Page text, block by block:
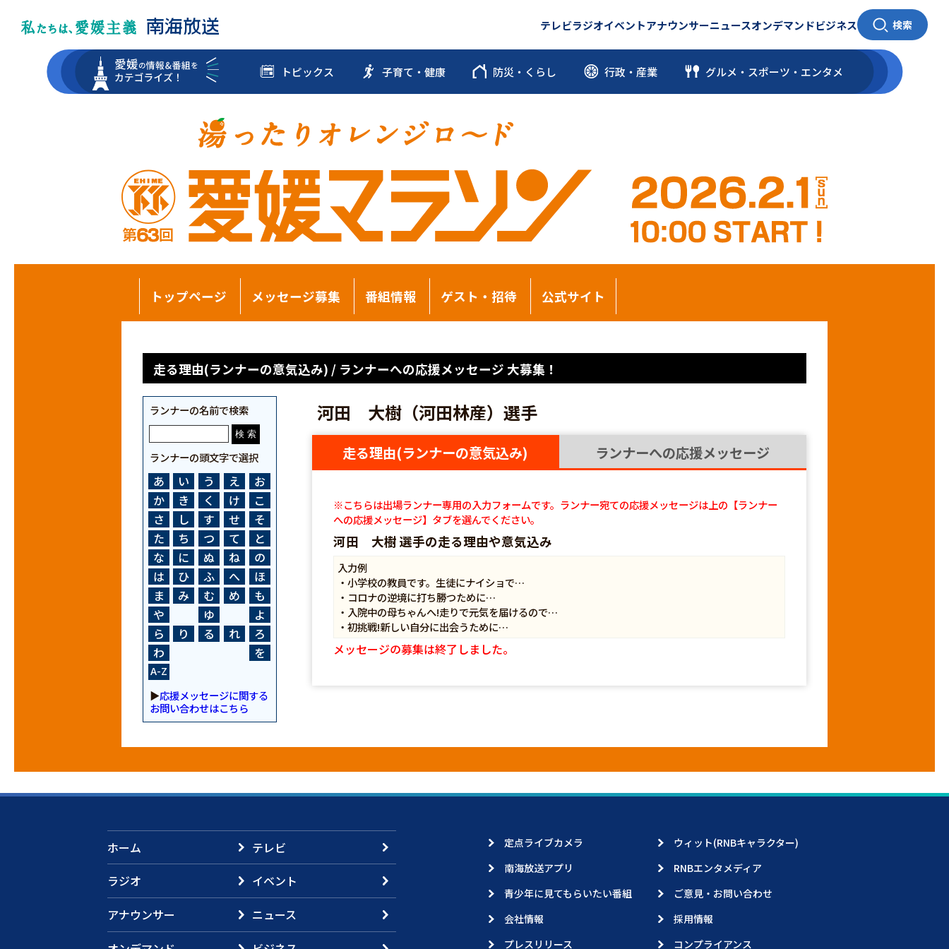
テレビラジオイベントアナウンサーニュースオンデマンドビジネス 検索
トピックス 子育て・健康 防災・くらし 行政・産業 グルメ・スポーツ ・ エンタメ
トップページ メッセージ募集 番組情報 ゲスト・招待 公式サイト
走る理由(ランナーの意気込み) / ランナーへの応援メッセージ 大募集！
ランナーの名前で検索
ランナーの頭文字で選択
あ い う え
お
か
き く け
こ
さ
し す せ
そ
た
ち つ て
と
な
に ぬ ね
の
は
ひ ふ へ
ほ
ま
み む め
も
や
ゆ
よ
ら
り る れ
ろ
わ
を
A-Z
▶応援メッセージに関する
お問い合わせはこちら
河田 大樹（河田林産）選手
走る理由(ランナーの意気込み) ランナーへの応援メッセージ
※こちらは出場ランナー専用の入力フォームです。ランナー宛ての応援メッセージは上の【ランナー
への応援メッセージ】タブを選んでください。
河田 大樹 選手の走る理由や意気込み
入力例
・小学校の教員です。生徒にナイショで…
・コロナの逆境に打ち勝つために…
・入院中の母ちゃんへ!走りで元気を届けるので…
・初挑戦!新しい自分に出会うために…
メッセージの募集は終了しました。
ホーム
テレビ
ラジオ
イベント
アナウンサー
ニュース
定点ライブカメラ
ウィット(RNBキャラクター)
南海放送アプリ
RNBエンタメディア
青少年に見てもらいたい番組
ご意見・お問い合わせ
会社情報
採用情報
プレスリリース
コンプライアンス